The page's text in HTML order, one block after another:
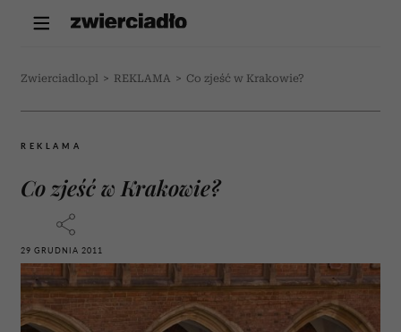
Zwierciadlo.pl > REKLAMA > Co zjeść w Krakowie?
REKLAMA
Co zjeść w Krakowie?
29 GRUDNIA 2011